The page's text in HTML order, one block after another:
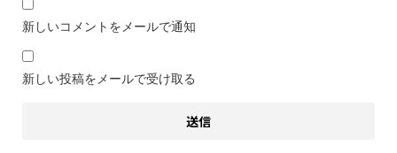
新しいコメントをメールで通知
新しい投稿をメールで受け取る